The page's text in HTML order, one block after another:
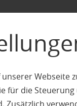
Webseite
für die